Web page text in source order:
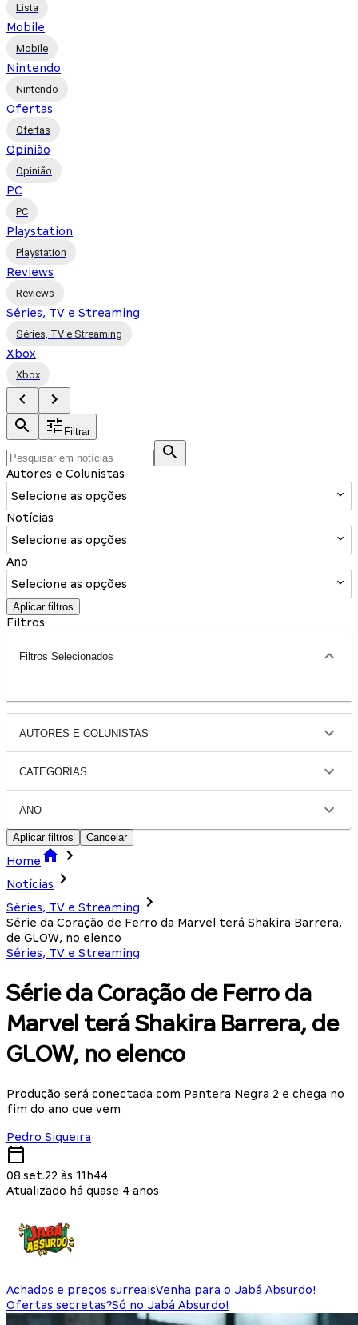
Lista
Mobile
Mobile
Nintendo
Nintendo
Ofertas
Ofertas
Opinião
Opinião
PC
PC
Playstation
Playstation
Reviews
Reviews
Séries, TV e Streaming
Séries, TV e Streaming
Xbox
Xbox
Filtrar
Autores e Colunistas
Selecione as opções
Notícias
Selecione as opções
Ano
Selecione as opções
Aplicar filtros
Filtros
Filtros Selecionados
AUTORES E COLUNISTAS
CATEGORIAS
ANO
Aplicar filtros Cancelar
Home
Notícias
Séries, TV e Streaming
Série da Coração de Ferro da Marvel terá Shakira Barrera,
de GLOW, no elenco
Séries, TV e Streaming
Série da Coração de Ferro da
Marvel terá Shakira Barrera, de
GLOW, no elenco
Produção será conectada com Pantera Negra 2 e chega no
fim do ano que vem
Pedro Siqueira
08.set.22 às 11h44
Atualizado há quase 4 anos
Achados e preços surreaisVenha para o Jabá Absurdo!
Ofertas secretas?Só no Jabá Absurdo!